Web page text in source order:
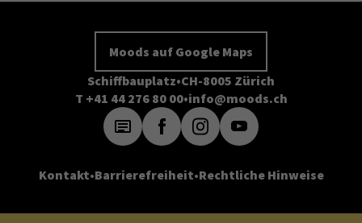
Moods auf Google Maps
Schiffbauplatz CH-8005 Zürich
T +41 44 276 80 00 info@moods.ch
Kontakt Barrierefreiheit Rechtliche Hinweise